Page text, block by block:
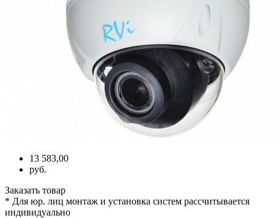
13 583,00
руб.
Заказать товар
* Для юр. лиц монтаж и установка систем рассчитывается
индивидуально